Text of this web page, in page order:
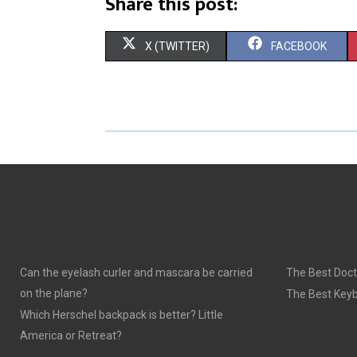
S
R
X (TWITTER) S
R
FACEBOOK
Can the eyelash curler and mascara be carried
on the plane?
Which Herschel backpack is better? Little
America or Retreat?
The Best
The Best